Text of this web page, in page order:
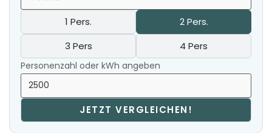
1 Pers.
2 Pers.
3 Pers
4 Pers
Personenzahl oder kWh angeben
JETZT VERGLEICHEN!